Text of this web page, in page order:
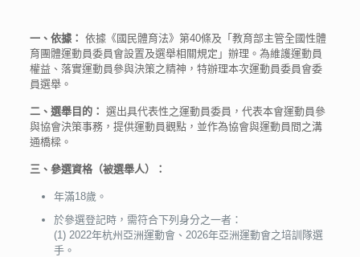
一、依據： 依據《國民體育法》第40條及「教育部主管全國性體
育團體運動員委員會設置及選舉相關規定」辦理。為維護運動員
權益、落實運動員參與決策之精神，特辦理本次運動員委員會委
員選舉。
二、選舉目的： 選出具代表性之運動員委員，代表本會運動員參
與協會決策事務，提供運動員觀點，並作為協會與運動員間之溝
通橋樑。
三、參選資格（被選舉人）：
年滿18歲。
於參選登記時，需符合下列身分之一者：
(1) 2022年杭州亞洲運動會、2026年亞洲運動會之培訓隊選
手。